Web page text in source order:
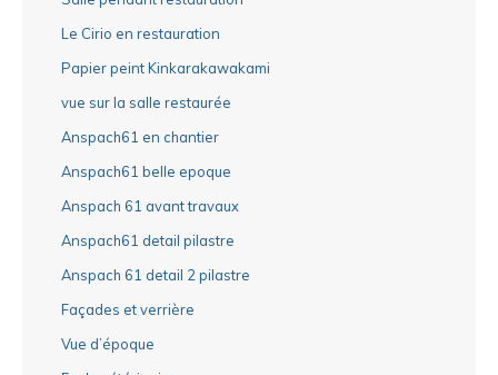
Le Cirio en restauration
Papier peint Kinkarakawakami
vue sur la salle restaurée
Anspach61 en chantier
Anspach61 belle epoque
Anspach 61 avant travaux
Anspach61 detail pilastre
Anspach 61 detail 2 pilastre
Façades et verrière
Vue d’époque